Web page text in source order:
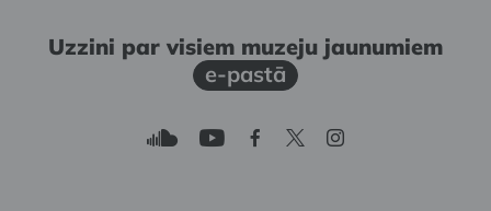
Uzzini par visiem muzeju jaunumiem
e-pastā